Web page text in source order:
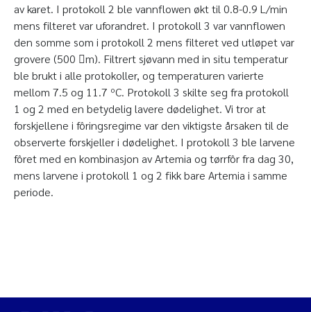
av karet. I protokoll 2 ble vannflowen økt til 0.8-0.9 L/min
mens filteret var uforandret. I protokoll 3 var vannflowen
den somme som i protokoll 2 mens filteret ved utløpet var
grovere (500 m). Filtrert sjøvann med in situ temperatur
ble brukt i alle protokoller, og temperaturen varierte
mellom 7.5 og 11.7 ºC. Protokoll 3 skilte seg fra protokoll
1 og 2 med en betydelig lavere dødelighet. Vi tror at
forskjellene i fôringsregime var den viktigste årsaken til de
observerte forskjeller i dødelighet. I protokoll 3 ble larvene
fôret med en kombinasjon av Artemia og tørrfôr fra dag 30,
mens larvene i protokoll 1 og 2 fikk bare Artemia i samme
periode.